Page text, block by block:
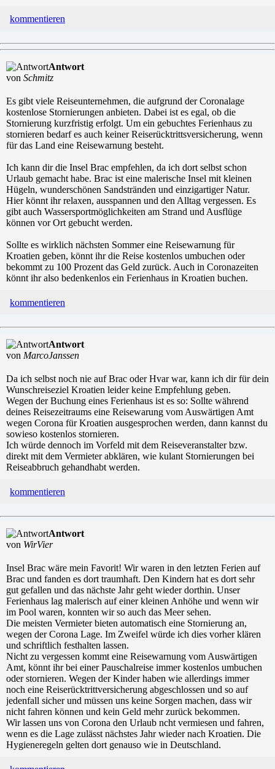
kommentieren
Antwort
von Schmitz
Es gibt viele Reiseunternehmen, die aufgrund der Coronalage
kostenlose Stornierungen anbieten. Dabei ist es egal, ob die
Stornierung kurzfristig erfolgt. Um ein gebuchtes Ferienhaus zu
stornieren bedarf es auch keiner Reiserücktrittsversicherung, wenn
für das Land eine Reisewarnung besteht.
Ich kann dir die Insel Brac empfehlen, da ich dort selbst schon
Urlaub gemacht habe. Brac ist eine malerische Insel mit kleinen
Hügeln, wunderschönen Sandstränden und einzigartiger Natur.
Hier könnt ihr relaxen, ausspannen und den Alltag vergessen. Es
gibt auch Wassersportmöglichkeiten am Strand und Ausflüge
können vor Ort gebucht werden.
Sollte es wirklich nächsten Sommer eine Reisewarnung für
Kroatien geben, könnt ihr die Reise kostenlos umbuchen oder
bekommt zu 100 Prozent das Geld zurück. Auch in Coronazeiten
könnt ihr also bedenkenlos ein Ferienhaus in Kroatien buchen.
kommentieren
Antwort
von MarcoJanssen
Da ich selbst noch nie auf Brac oder Hvar war, kann ich dir für dein
Wunschreiseziel Kroatien leider keine Empfehlung geben.
Wegen der Buchung eines Ferienhaus ist es so: Sollte während
deines Reisezeitraums eine Reisewarung vom Auswärtigen Amt
wegen Corona für Kroatien ausgesprochen werden, dann kannst du
sowieso kostenlos stornieren.
Ich würde dennoch im Vorfeld mit dem Reiseveranstalter bzw.
direkt mit dem Vermieter abklären, wie kulant Stornierungen bei
Reiseabbruch gehandhabt werden.
kommentieren
Antwort
von WirVier
Insel Brac wäre mein Favorit! Wir waren in den letzten Ferien auf
Brac und fanden es dort traumhaft. Den Kindern hat es dort sehr
gut gefallen und das nächste Jahr geht wieder dorthin. Unser
Ferienhaus lag malerisch auf einer kleinen Anhöhe und wenn wir
im Pool waren, konnten wir so auch das Meer sehen.
Die meisten Vermieter bieten automatisch eine Stornierung an,
wegen der Corona Lage. Im Zweifel würde ich dies vorher klären
und schriftlich festhalten lassen.
Nicht zu vergessen kommt eine Reisewarnung vom Auswärtigen
Amt, könnt ihr bei einer Pauschalreise immer kostenlos umbuchen
oder stornieren. Wegen der Kinder haben wie allerdings immer
noch eine Reiserücktrittversicherung abgeschlossen und so auf
jedenfall sicher und müssen uns keine Sorgen machen, dass wir
nicht fahren können und kein Geld mehr zurück bekommen.
Wir lassen uns von Corona den Urlaub ncht vermiesen und fahren,
wenn es die Lage zulässt nächstes Jahr wieder nach Kroatien. Die
Hygieneregeln gelten dort genauso wie in Deutschland.